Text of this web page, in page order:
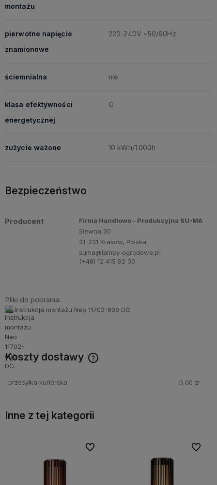
montażu
pierwotne napięcie
znamionowe
220-240V ~50/60Hz
ściemnialna nie
klasa efektywności
energetycznej
G
zużycie ważone 10 kWh/1.000h
Bezpieczeństwo
Producent
Firma Handlowo - Produkcyjna SU-MA
Siewna 30
31-231 Kraków, Polska
suma@lampy-ogrodowe.pl
(+48) 12 415 92 30
Pliki do pobrania:
Instrukcja montażu Neo 11702-600 DG
Koszty dostawy
przesyłka kurierska 0,00 zł
Inne z tej kategorii
Do ulubionych
Do ulubionych Do
Do